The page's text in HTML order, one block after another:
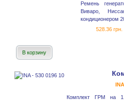
Ремень
Виваро,
кондиционером
528.36 грн.
В корзину
Комплект ГРМ на